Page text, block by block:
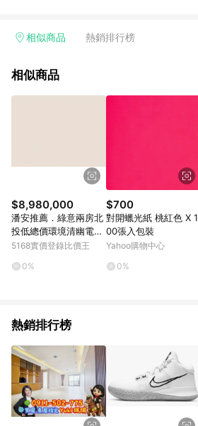
相似商品 熱銷排行榜
相似商品
$8,980,000
潘安推薦．綠意兩房北
投低總價環境清幽電梯
美宅｜台北市北投區溫
5168實價登錄比價王
0%
$700
對開蠟光紙 桃紅色 X 1
00張入包裝
Yahoo購物中心
0%
熱銷排行榜